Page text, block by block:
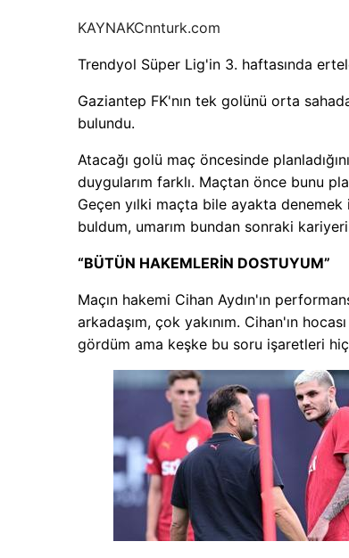
KAYNAKCnnturk.com
Trendyol Süper Lig'in 3. haftasında
Gaziantep FK'nın tek golünü orta
bulundu.
Atacağı golü maç öncesinde
duygularım farklı. Maçtan önce bunu
Geçen yılki maçta bile ayakta denemek
buldum, umarım bundan sonraki
“BÜTÜN HAKEMLERİN DOSTUYUM”
Maçın hakemi Cihan Aydın'ın
arkadaşım, çok yakınım. Cihan'ın
gördüm ama keşke bu soru işaretleri hiç